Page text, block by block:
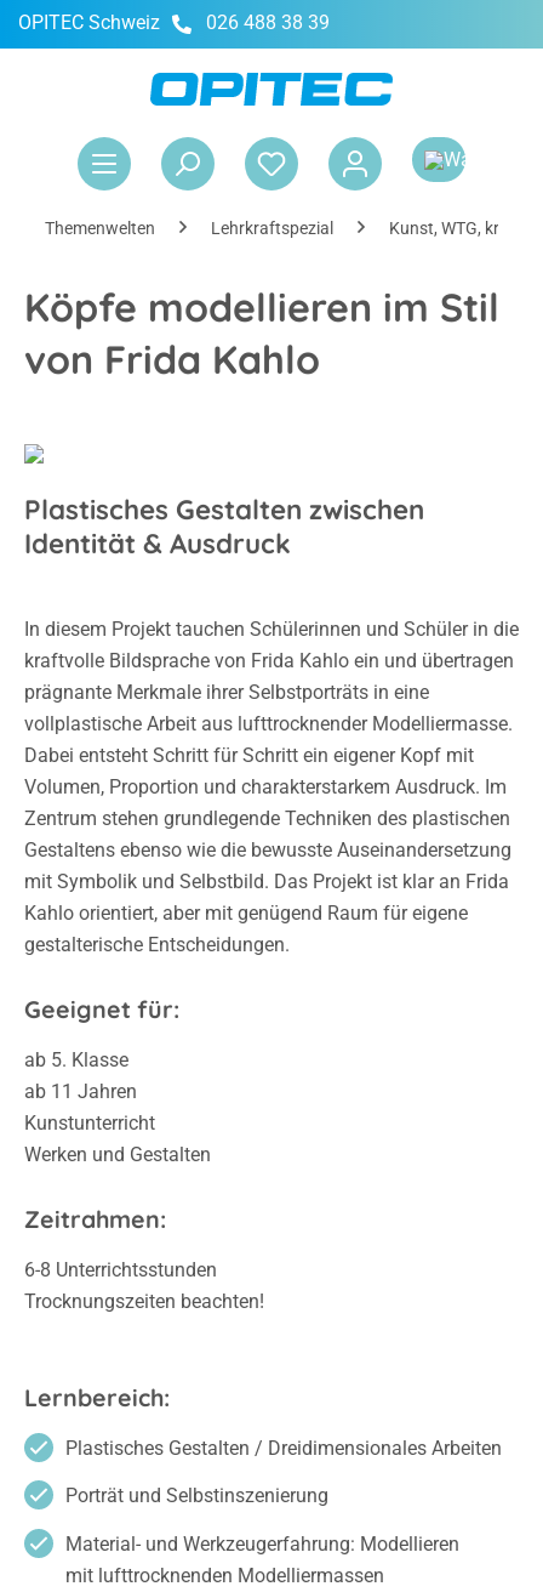
springen
OPITEC Schweiz 026 488 38 39
Themenwelten Lehrkraftspezial Kunst, WTG,
Köpfe modellieren im Stil
von Frida Kahlo
Plastisches Gestalten zwischen
Identität & Ausdruck
In diesem Projekt tauchen Schülerinnen und Schüler in die
kraftvolle Bildsprache von Frida Kahlo ein und übertragen
prägnante Merkmale ihrer Selbstporträts in eine
vollplastische Arbeit aus lufttrocknender Modelliermasse.
Dabei entsteht Schritt für Schritt ein eigener Kopf mit
Volumen, Proportion und charakterstarkem Ausdruck. Im
Zentrum stehen grundlegende Techniken des plastischen
Gestaltens ebenso wie die bewusste Auseinandersetzung
mit Symbolik und Selbstbild. Das Projekt ist klar an Frida
Kahlo orientiert, aber mit genügend Raum für eigene
gestalterische Entscheidungen.
Geeignet für:
ab 5. Klasse
ab 11 Jahren
Kunstunterricht
Werken und Gestalten
Zeitrahmen:
6-8 Unterrichtsstunden
Trocknungszeiten beachten!
Lernbereich:
Plastisches Gestalten / Dreidimensionales Arbeiten
Porträt und Selbstinszenierung
Material- und Werkzeugerfahrung: Modellieren
mit lufttrocknenden Modelliermassen